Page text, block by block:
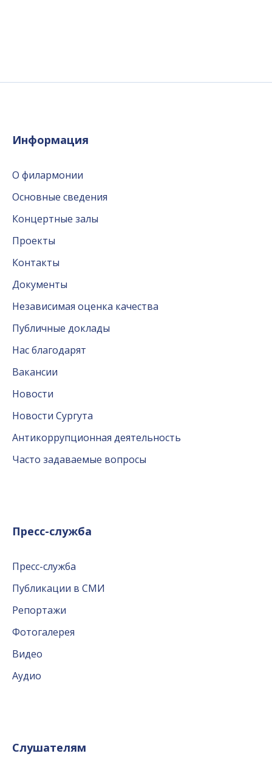
Информация
О филармонии
Основные сведения
Концертные залы
Проекты
Контакты
Документы
Независимая оценка качества
Публичные доклады
Нас благодарят
Вакансии
Новости
Новости Сургута
Антикоррупционная деятельность
Часто задаваемые вопросы
Пресс-служба
Пресс-служба
Публикации в СМИ
Репортажи
Фотогалерея
Видео
Аудио
Слушателям